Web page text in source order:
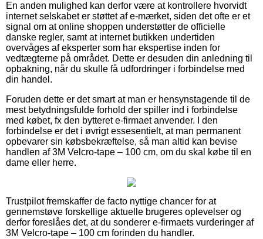
En anden mulighed kan derfor være at kontrollere hvorvidt
internet selskabet er støttet af e-mærket, siden det ofte er et
signal om at online shoppen understøtter de officielle
danske regler, samt at internet butikken undertiden
overvåges af eksperter som har ekspertise inden for
vedtægterne på området. Dette er desuden din anledning til
opbakning, når du skulle få udfordringer i forbindelse med
din handel.
Foruden dette er det smart at man er hensynstagende til de
mest betydningsfulde forhold der spiller ind i forbindelse
med købet, fx den bytteret e-firmaet anvender. I den
forbindelse er det i øvrigt essesentielt, at man permanent
opbevarer sin købsbekræftelse, så man altid kan bevise
handlen af 3M Velcro-tape – 100 cm, om du skal købe til en
dame eller herre.
Trustpilot fremskaffer de facto nyttige chancer for at
gennemstøve forskellige aktuelle brugeres oplevelser og
derfor foreslåes det, at du sonderer e-firmaets vurderinger af
3M Velcro-tape – 100 cm forinden du handler.